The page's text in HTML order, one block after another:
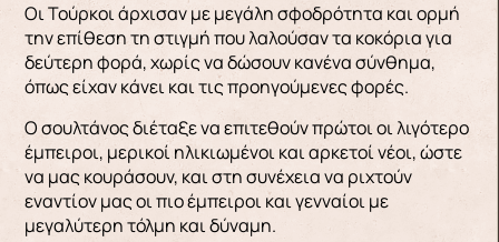
Οι Τούρκοι άρχισαν με μεγάλη σφοδρότητα και ορμή
την επί­θεση τη στιγμή που λαλούσαν τα κοκόρια για
δεύ­τερη φορά, χωρίς να δώσουν κανένα σύνθημα,
όπως είχαν κάνει και τις προηγούμενες φορές.
Ο σουλτάνος διέταξε να επιτεθούν πρώτοι οι λιγότε­ρο
έμπειροι, μερικοί ηλικιωμένοι και αρκετοί νέοι, ώστε
να μας κουράσουν, και στη συνέχεια να ρι­χτούν
εναντίον μας οι πιο έμπειροι και γενναίοι με
μεγαλύτερη τόλμη και δύναμη.